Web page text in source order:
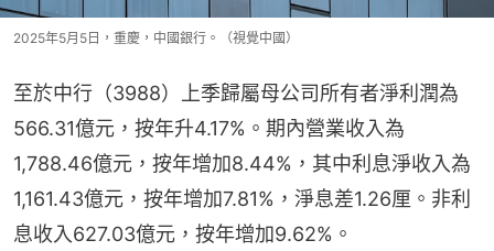
2025年5月5日，重慶，中國銀行。（視覺中國）
至於中行（3988）上季歸屬母公司所有者淨利潤為
566.31億元，按年升4.17%。期內營業收入為
1,788.46億元，按年增加8.44%，其中利息淨收入為
1,161.43億元，按年增加7.81%，淨息差1.26厘。非利
息收入627.03億元，按年增加9.62%。